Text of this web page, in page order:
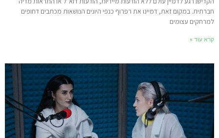
במקום זאת, דמיינו את רפרוף כנפי היונים הנושאות מכתבים דחופים
עצומים
עוד »